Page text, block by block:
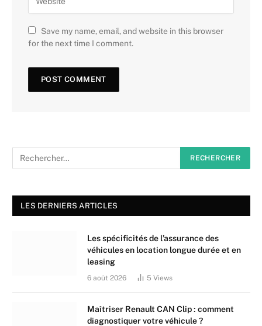
Save my name, email, and website in this browser
for the next time I comment.
LES DERNIERS ARTICLES
Les spécificités de l’assurance des
véhicules en location longue durée et en
leasing
6 août 2026 5 Views
Maîtriser Renault CAN Clip : comment
diagnostiquer votre véhicule ?